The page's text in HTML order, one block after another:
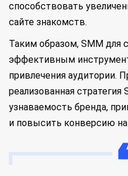
способствовать
сайте знакомств.
Таким образом, SMM для
эффективным
привлечения аудитории.
реализованная стратегия
узнаваемость бренда,
и повысить конверсию